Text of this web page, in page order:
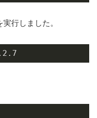
行しました。
.7